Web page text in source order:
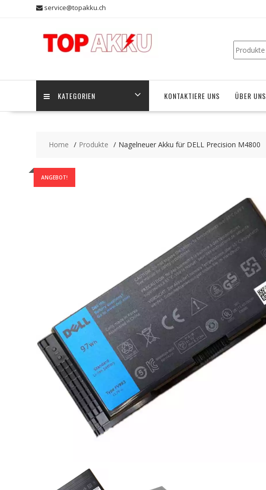
service@topakku.ch
Suchen
KATEGORIEN KONTAKTIERE UNS ÜBER UNS
Home Produkte Nagelneuer Akku für DELL Precision M4800
ANGEBOT!